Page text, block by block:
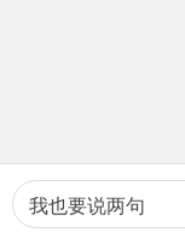
我也要说两句